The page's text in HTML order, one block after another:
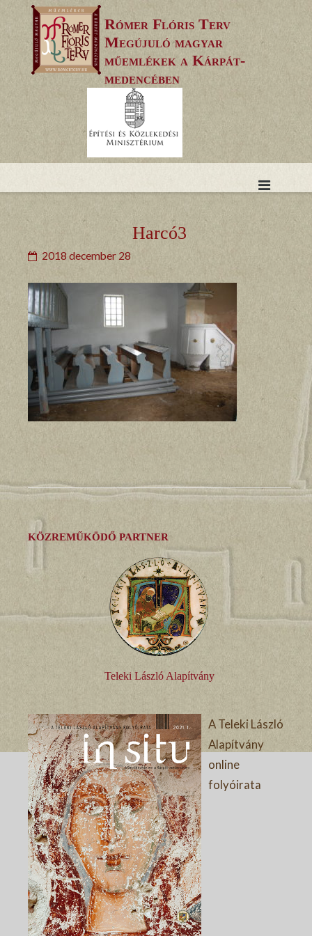
to
content
Rómer Flóris Terv
Megújuló magyar
műemlékek a Kárpát-
medencében
Harcó3
2018 december 28
KÖZREMŰKÖDŐ PARTNER
Teleki László Alapítvány
A Teleki László
Alapítvány
online
folyóirata